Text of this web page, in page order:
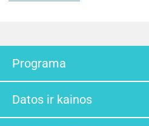
Programa
Datos ir kainos